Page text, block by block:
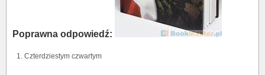
Poprawna odpowiedź:
Czterdziestym czwartym